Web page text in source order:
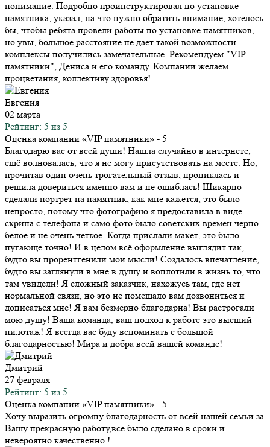
понимание. Подробно проинструктировал по установке
памятника, указал, на что нужно обратить внимание, хотелось
бы, чтобы ребята провели работы по установке памятников,
но увы, большое расстояние не дает такой возможности.
комплексы получились замечательные. Рекомендуем "VIP
памятники", Дениса и его команду. Компании желаем
процветания, коллективу здоровья!
Евгения
02 марта
Рейтинг: 5 из 5
Оценка компании «VIP памятники» - 5
Благодарю вас от всей души! Нашла случайно в интернете,
ещё волновалась, что я не могу присутствовать на месте. Но,
прочитав один очень трогательный отзыв, прониклась и
решила довериться именно вам и не ошиблась! Шикарно
сделали портрет на памятник, как мне кажется, это было
непросто, потому что фотографию я предоставила в виде
скрина с телефона и само фото было советских времён черно-
белое и не очень чёткое. Когда прислали макет, это было
пугающе точно! И в целом всё оформление выглядит так,
будто вы прорентгенили мои мысли! Создалось впечатление,
будто вы заглянули в мне в душу и воплотили в жизнь то, что
там увидели! Я сложный заказчик, нахожусь там, где нет
нормальной связи, но это не помешало вам дозвониться и
дописаться мне! Я вам безмерно благодарна! Вы растрогали
мою душу! Ваша команда, ваш подход к работе это высший
пилотаж! Я всегда вас буду вспоминать с большой
благодарностью! Мира и добра всей вашей команде!
Дмитрий
27 февраля
Рейтинг: 5 из 5
Оценка компании «VIP памятники» - 5
Хочу выразить огромну благодарность от всей нашей семьи за
Вашу прекрасную работу,всё было сделано в сроки и
невероятно качественно !